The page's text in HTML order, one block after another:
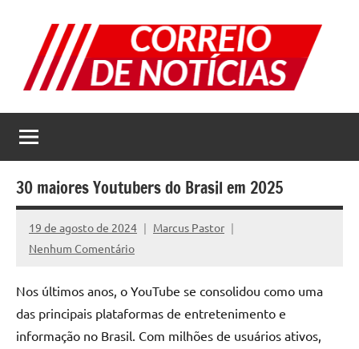
conteúdo
Correio
de
Notícias
as
melhores
notícias
internet
30 maiores Youtubers do Brasil em 2025
19 de agosto de 2024
Marcus Pastor
Nenhum Comentário
Nos últimos anos, o YouTube se consolidou como uma
das principais plataformas de entretenimento e
informação no Brasil. Com milhões de usuários ativos,